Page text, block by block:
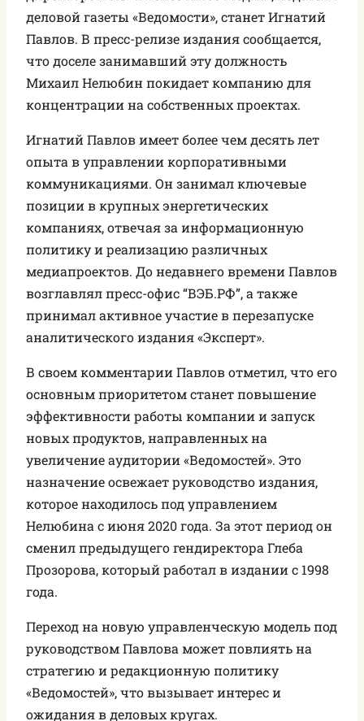
деловой газеты «Ведомости», станет Игнатий
Павлов. В пресс-релизе издания сообщается,
что доселе занимавший эту должность
Михаил Нелюбин покидает компанию для
концентрации на собственных проектах.
Игнатий Павлов имеет более чем десять лет
опыта в управлении корпоративными
коммуникациями. Он занимал ключевые
позиции в крупных энергетических
компаниях, отвечая за информационную
политику и реализацию различных
медиапроектов. До недавнего времени Павлов
возглавлял пресс-офис “ВЭБ.РФ”, а также
принимал активное участие в перезапуске
аналитического издания «Эксперт».
В своем комментарии Павлов отметил, что его
основным приоритетом станет повышение
эффективности работы компании и запуск
новых продуктов, направленных на
увеличение аудитории «Ведомостей». Это
назначение освежает руководство издания,
которое находилось под управлением
Нелюбина с июня 2020 года. За этот период он
сменил предыдущего гендиректора Глеба
Прозорова, который работал в издании с 1998
года.
Переход на новую управленческую модель под
руководством Павлова может повлиять на
стратегию и редакционную политику
«Ведомостей», что вызывает интерес и
ожидания в деловых кругах.